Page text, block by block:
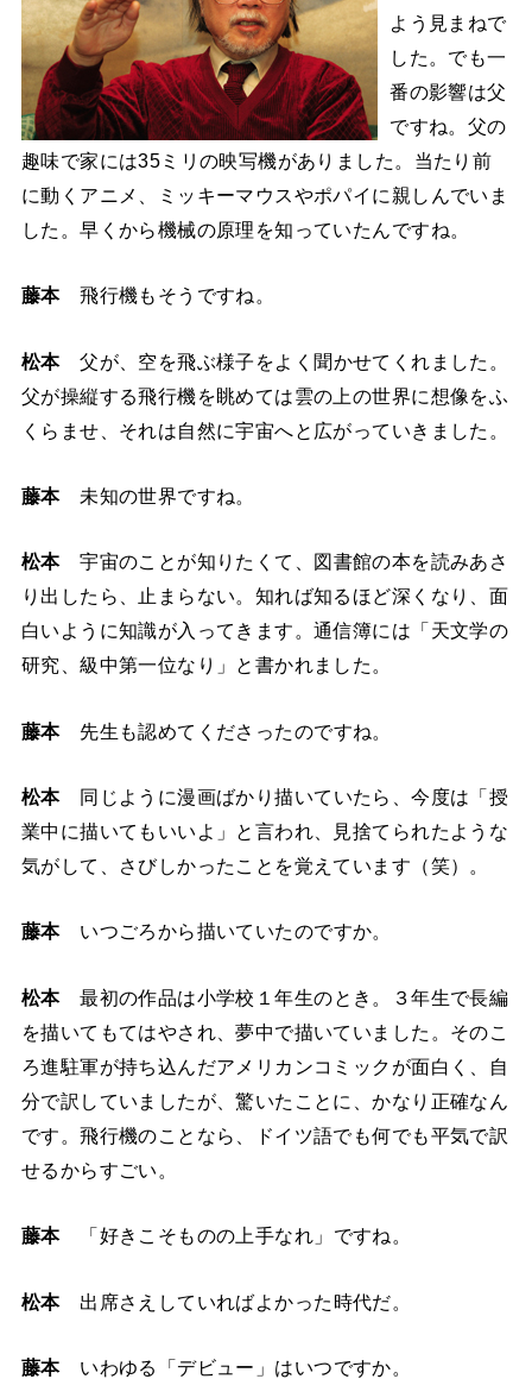
よう見まねで
した。でも一
番の影響は父
ですね。父の
趣味で家には35ミリの映写機がありました。当たり前
に動くアニメ、ミッキーマウスやポパイに親しんでいま
した。早くから機械の原理を知っていたんですね。
藤本飛行機もそうですね。
松本父が、空を飛ぶ様子をよく聞かせてくれました。
父が操縦する飛行機を眺めては雲の上の世界に想像をふ
くらませ、それは自然に宇宙へと広がっていきました。
藤本未知の世界ですね。
松本宇宙のことが知りたくて、図書館の本を読みあさ
り出したら、止まらない。知れば知るほど深くなり、面
白いように知識が入ってきます。通信簿には「天文学の
研究、級中第一位なり」と書かれました。
藤本先生も認めてくださったのですね。
松本同じように漫画ばかり描いていたら、今度は「授
業中に描いてもいいよ」と言われ、見捨てられたような
気がして、さびしかったことを覚えています（笑）。
藤本いつごろから描いていたのですか。
松本最初の作品は小学校１年生のとき。３年生で長編
を描いてもてはやされ、夢中で描いていました。そのこ
ろ進駐軍が持ち込んだアメリカンコミックが面白く、自
分で訳していましたが、驚いたことに、かなり正確なん
です。飛行機のことなら、ドイツ語でも何でも平気で訳
せるからすごい。
藤本「好きこそものの上手なれ」ですね。
松本出席さえしていればよかった時代だ。
藤本いわゆる「デビュー」はいつですか。